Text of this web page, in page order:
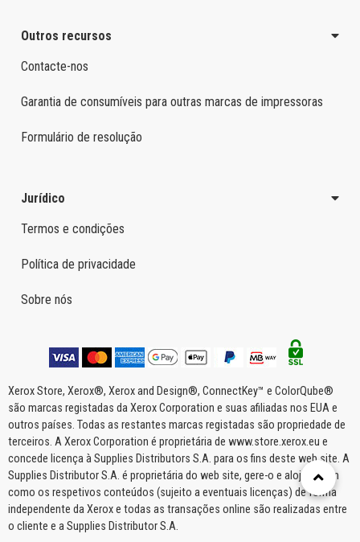
Outros recursos
Contacte-nos
Garantia de consumíveis para outras marcas de impressoras
Formulário de resolução
Jurídico
Termos e condições
Política de privacidade
Sobre nós
Xerox Store, Xerox®, Xerox and Design®, ConnectKey™ e ColorQube®
são marcas registadas da Xerox Corporation e suas afiliadas nos EUA e
outros países. Todas as restantes marcas registadas são propriedade de
terceiros. A Xerox Corporation é proprietária de www.store.xerox.eu e
concede licença à Supplies Distributors S.A. para os fins deste web site. A
Supplies Distributor S.A. é proprietária do web site, gere-o e aloja-o bem
como os respetivos conteúdos (sujeito a eventuais licenças) de forma
independente da Xerox e todas as transações online são realizadas entre
o cliente e a Supplies Distributor S.A.